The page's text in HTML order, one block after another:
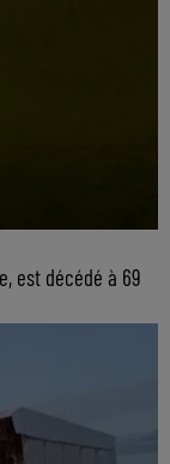
est décédé à 69